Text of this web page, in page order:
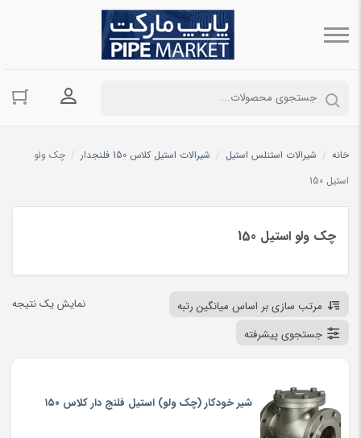
ورود به
خانه / شیرالات استنلس استیل / شیرالات استیل کلاس 150 فلنجدار / چک ولو
استیل 150
چک ولو استیل 150
نمایش یک نتیجه
مرتب سازی بر اساس میانگین رتبه
جستجوی پیشرفته
شیر خودکار (چک ولو) استیل فلنج دار کلاس ۱۵۰